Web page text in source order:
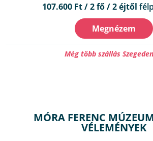
107.600 Ft / 2 fő / 2 éjtől
Megnézem
Még több szállás
MÓRA FERENC
VÉLEMÉNYEK